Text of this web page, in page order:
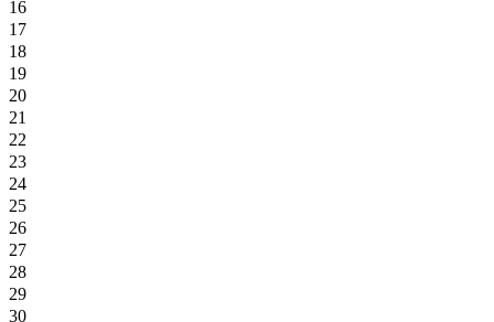
16
17
18
19
20
21
22
23
24
25
26
27
28
29
30